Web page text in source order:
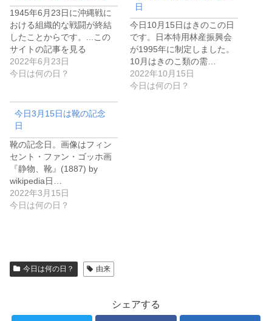
1945年6月23日に沖縄戦に
おける組織的な戦闘が終結
したことからです。...この
サイトの記事を見る
2022年6月23日
今日は何の日？
日
今日10月15日はきのこの日
です。日本特用林産振興会
が1995年に制定しました。
10月はきのこ類の需…
2022年10月15日
今日は何の日？
今日3月15日は靴の記念
日
靴の記念日。画像はフィン
セント・ファン・ゴッホ画
『静物、靴』(1887) by
wikipedia日…
2022年3月15日
今日は何の日？
今日は何の日？ 由来
シェアする